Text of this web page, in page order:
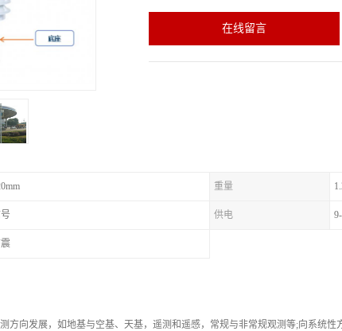
在线留言
重量
供电
方向发展，如地基与空基、天基，遥测和遥感，常规与非常规观测等;向系统性